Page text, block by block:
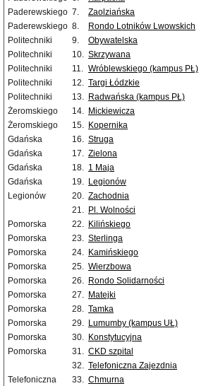
Paderewskiego 7. Zaolziańska
Paderewskiego 8. Rondo Lotników Lwowskich
Politechniki
9. Obywatelska
Politechniki
10. Skrzywana
Politechniki
11. Wróblewskiego (kampus PŁ)
Politechniki
12. Targi Łódzkie
Politechniki
13. Radwańska (kampus PŁ)
Żeromskiego
14. Mickiewicza
Żeromskiego
15. Kopernika
Gdańska
16. Struga
Gdańska
17. Zielona
Gdańska
18. 1 Maja
Gdańska
19. Legionów
Legionów
20. Zachodnia
21. Pl. Wolności
Pomorska
22. Kilińskiego
Pomorska
23. Sterlinga
Pomorska
24. Kamińskiego
Pomorska
25. Wierzbowa
Pomorska
26. Rondo Solidarności
Pomorska
27. Matejki
Pomorska
28. Tamka
Pomorska
29. Lumumby (kampus UŁ)
Pomorska
30. Konstytucyjna
Pomorska
31. CKD szpital
32. Telefoniczna Zajezdnia
Telefoniczna
33. Chmurna